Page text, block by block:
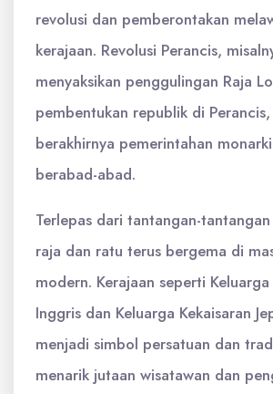
revolusi dan pemberontakan
kerajaan. Revolusi Perancis,
menyaksikan penggulingan Raja
pembentukan republik di
berakhirnya pemerintahan
berabad-abad.
Terlepas dari tantangan-
raja dan ratu terus bergema di
modern. Kerajaan seperti Keluarga
Inggris dan Keluarga Kekaisaran
menjadi simbol persatuan dan
menarik jutaan wisatawan dan